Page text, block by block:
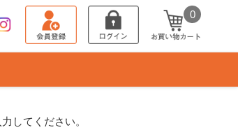
0
してください。